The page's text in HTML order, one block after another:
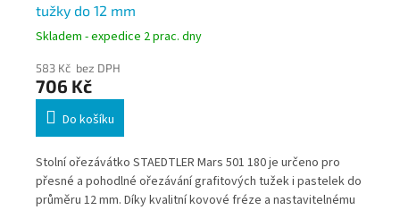
tužky do 12 mm
Skladem - expedice 2 prac. dny
583 Kč bez DPH
706 Kč
Do košíku
Stolní ořezávátko STAEDTLER Mars 501 180 je určeno pro
přesné a pohodlné ořezávání grafitových tužek i pastelek do
průměru 12 mm. Díky kvalitní kovové fréze a nastavitelnému